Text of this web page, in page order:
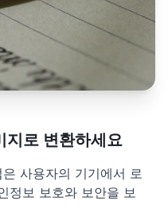
지로 변환하세요
사용자의 기기에서 로
정보 보호와 보안을 보